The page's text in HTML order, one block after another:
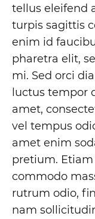
tellus eleifend
turpis sagittis
enim id
pharetra elit,
mi. Sed orci
luctus tempor
amet,
vel tempus
amet enim
pretium.
commodo
rutrum odio,
nam